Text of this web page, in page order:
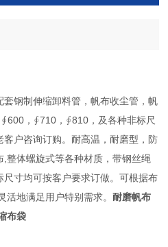
钢制伸缩卸料管，帆布收尘管，帆
，∮710，∮810，及各种非标尺
户咨询订购。耐高温，耐磨型，防
整体螺旋式等各种材质，带钢丝绳
寸均可按客户要求订做。可根据布
活地满足用户特别需求。耐磨帆布
布袋